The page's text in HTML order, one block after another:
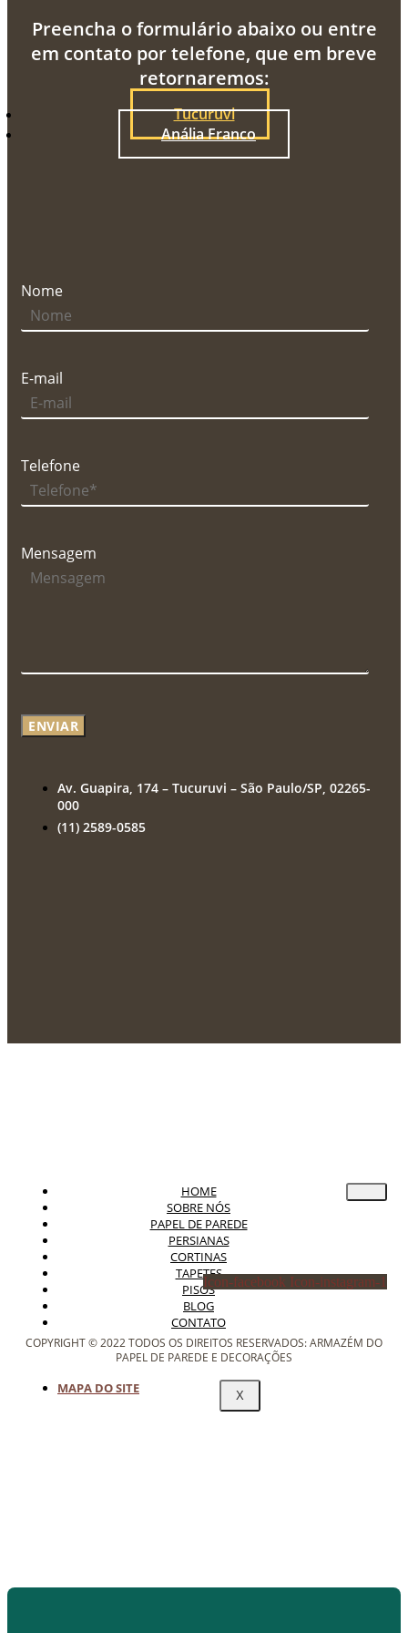
Preencha o formulário abaixo ou entre
em contato por telefone, que em breve
retornaremos:
Tucuruvi
Anália Franco
Nome
E-mail
Telefone
Mensagem
ENVIAR
Av. Guapira, 174 – Tucuruvi – São Paulo/SP, 02265-
000
(11) 2589-0585
HOME
SOBRE NÓS
PAPEL DE PAREDE
PERSIANAS
CORTINAS
TAPETES
PISOS
BLOG
CONTATO
X
Icon-facebook Icon-instagram-1
COPYRIGHT © 2022 TODOS OS DIREITOS RESERVADOS: ARMAZÉM DO
PAPEL DE PAREDE E DECORAÇÕES
MAPA DO SITE